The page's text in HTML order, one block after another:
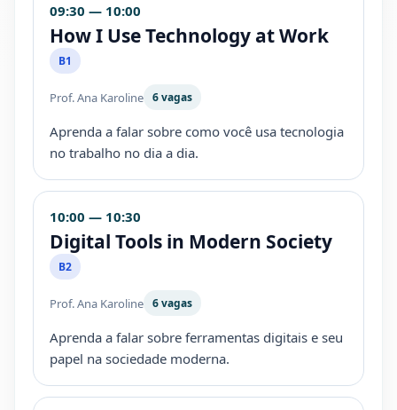
09:30 — 10:00
How I Use Technology at Work
B1
Prof. Ana Karoline 6 vagas
Aprenda a falar sobre como você usa tecnologia
no trabalho no dia a dia.
10:00 — 10:30
Digital Tools in Modern Society
B2
Prof. Ana Karoline 6 vagas
Aprenda a falar sobre ferramentas digitais e seu
papel na sociedade moderna.